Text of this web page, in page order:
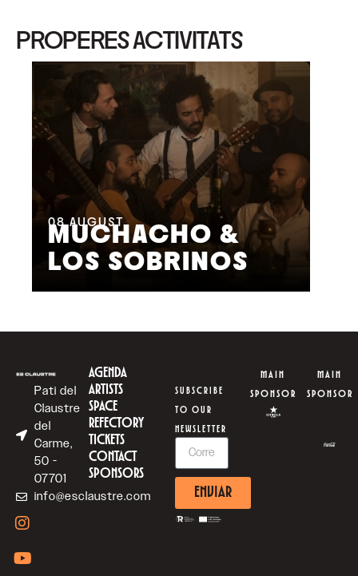
PROPERES ACTIVITATS
08 AUGUST
MUCHACHO &
LOS SOBRINOS
Pati del
Claustre
del
Carme,
50 -
07701
info@esclaustre.com
AGENDA
ARTISTS
SPACE
REFECTORY
TICKETS
CONTACT
SPONSORS
SUBSCRIBE
TO OUR
NEWSLETTER
ENVIAR
MAIN
SPONSOR
MAIN
SPONSOR